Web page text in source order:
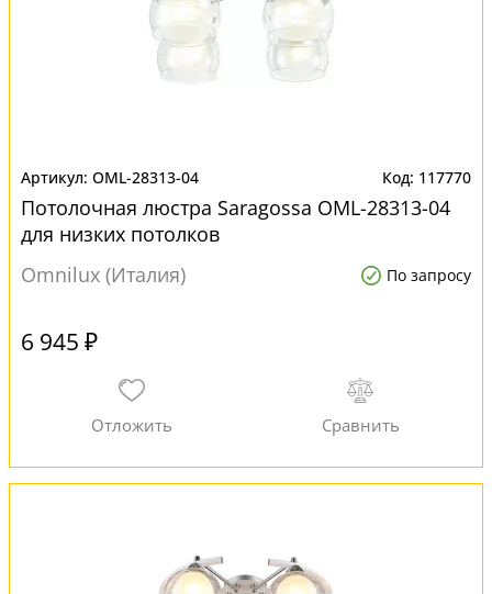
OML-28313-04 117770
Потолочная люстра Saragossa OML-28313-04
для низких потолков
Omnilux (Италия)
По запросу
6 945 ₽